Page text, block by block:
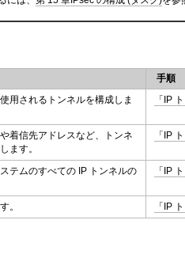
手順
用されるトンネルを構成しま
「IP
着信先アドレスなど、トンネ
ます。
「IP
テムのすべての IP トンネルの
「IP
。 「IP